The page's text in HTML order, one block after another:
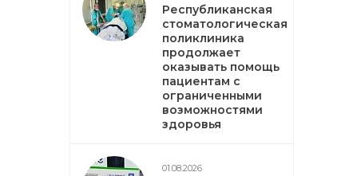
Республиканская
стоматологическая
поликлиника
продолжает
оказывать помощь
пациентам с
ограниченными
возможностями
здоровья
01.08.2026